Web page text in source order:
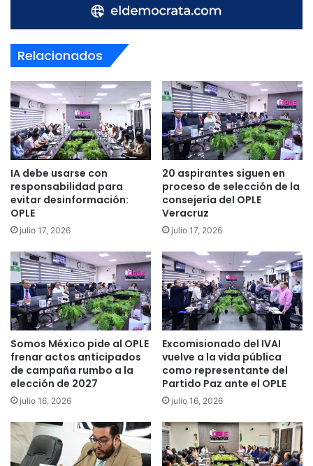
Relacionados
IA debe usarse con
responsabilidad para
evitar desinformación:
OPLE
julio 17, 2026
20 aspirantes siguen en
proceso de selección de la
consejería del OPLE
Veracruz
julio 17, 2026
Somos México pide al OPLE
frenar actos anticipados
de campaña rumbo a la
elección de 2027
julio 16, 2026
Excomisionado del IVAI
vuelve a la vida pública
como representante del
Partido Paz ante el OPLE
julio 16, 2026